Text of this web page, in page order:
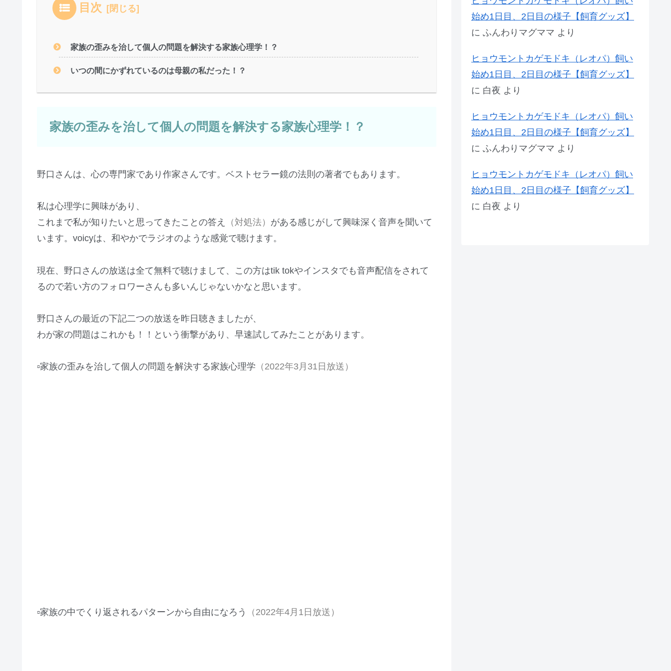
目次
家族の歪みを治して個人の問題を解決する家族心理学！？
いつの間にかずれているのは母親の私だった！？
家族の歪みを治して個人の問題を解決する家族心理学！？
野口さんは、心の専門家であり作家さんです。ベストセラー鏡の法則の著者でもあります。
私は心理学に興味があり、
これまで私が知りたいと思ってきたことの答え
（対処法） がある感じがして興味深く音声を聞いて
います。voicyは、和やかでラジオのような感覚で聴けます。
現在、野口さんの放送は全て無料で聴けまして、この方はtik tokやインスタでも音声配信をされて
るので若い方のフォロワーさんも多いんじゃないかなと思います。
野口さんの最近の下記二つの放送を昨日聴きましたが、
わが家の問題はこれかも！！という衝撃があり、早速試してみたことがあります。
▫️家族の歪みを治して個人の問題を解決する家族心理学 （2022年3月31日放送）
▫️家族の中でくり返されるパターンから自由になろう （2022年4月1日放送）
始め1日目、2日目の様子【飼育グッズ】
に ふんわりマグママ より
ヒョウモントカゲモドキ（レオパ）飼い
始め1日目、2日目の様子【飼育グッズ】
に 白夜 より
ヒョウモントカゲモドキ（レオパ）飼い
始め1日目、2日目の様子【飼育グッズ】
に ふんわりマグママ より
ヒョウモントカゲモドキ（レオパ）飼い
始め1日目、2日目の様子【飼育グッズ】
に 白夜 より